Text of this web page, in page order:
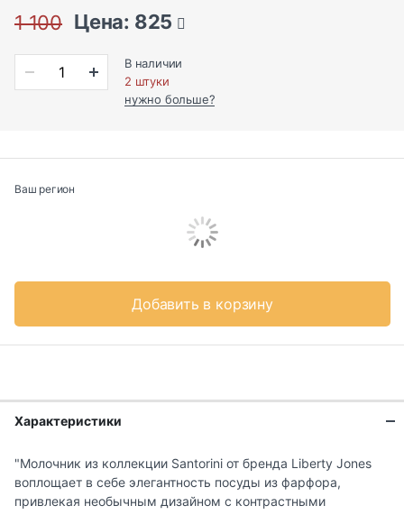
1 100 Цена: 825
В наличии
2 штуки
нужно больше?
Ваш регион
Добавить в корзину
Характеристики
"Молочник из коллекции Santorini от бренда Liberty Jones
воплощает в себе элегантность посуды из фарфора,
привлекая необычным дизайном с контрастными